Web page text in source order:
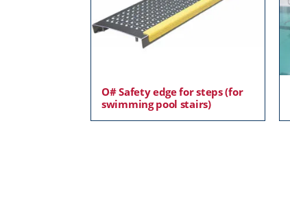
O# Safety edge for steps (for
swimming pool stairs)